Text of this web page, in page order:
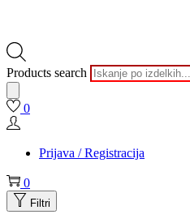
Products search
0
Prijava / Registracija
0
Filtri